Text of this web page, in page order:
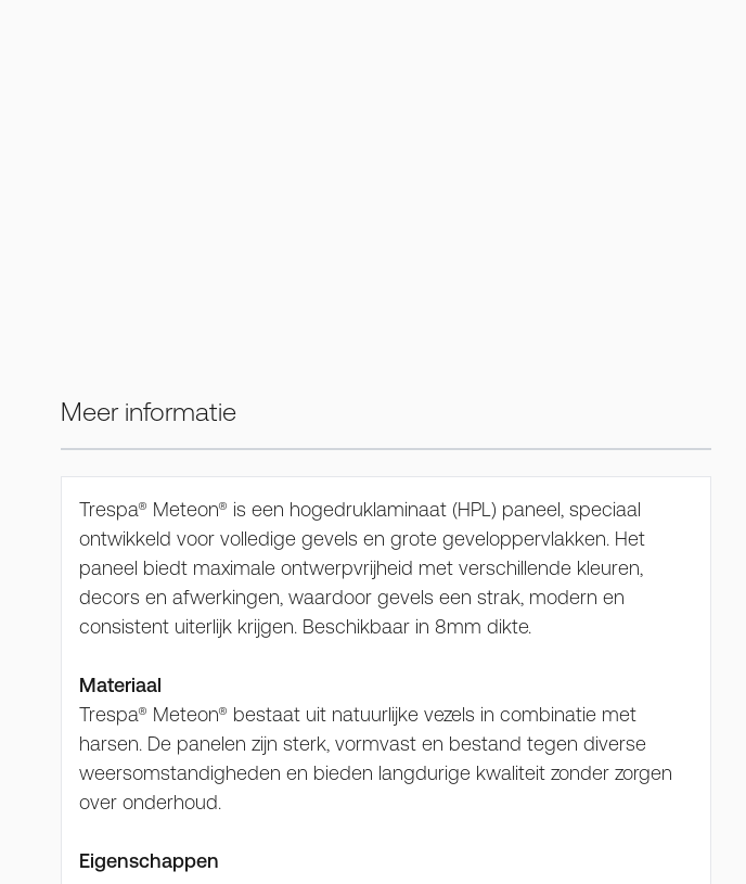
Meer informatie
Trespa® Meteon® is een hogedruklaminaat (HPL) paneel, speciaal
ontwikkeld voor volledige gevels en grote geveloppervlakken. Het
paneel biedt maximale ontwerpvrijheid met verschillende kleuren,
decors en afwerkingen, waardoor gevels een strak, modern en
consistent uiterlijk krijgen. Beschikbaar in 8mm dikte.
Materiaal
Trespa® Meteon® bestaat uit natuurlijke vezels in combinatie met
harsen. De panelen zijn sterk, vormvast en bestand tegen diverse
weersomstandigheden en bieden langdurige kwaliteit zonder zorgen
over onderhoud.
Eigenschappen